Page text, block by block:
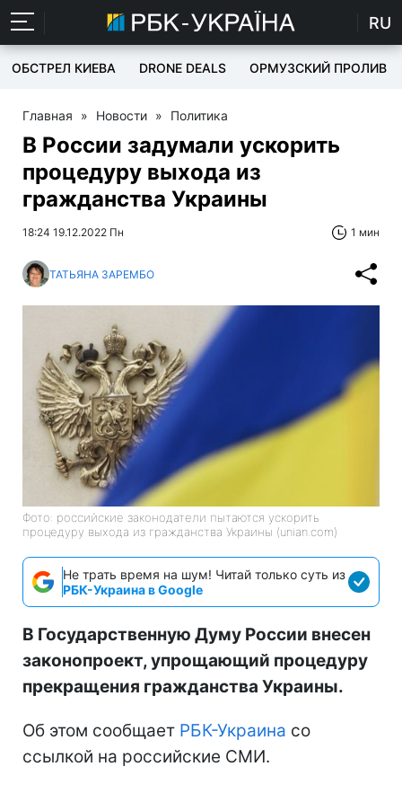
RU
ОБСТРЕЛ КИЕВА DRONE DEALS ОРМУЗСКИЙ ПРОЛИВ
Главная » Новости » Политика
В России задумали ускорить
процедуру выхода из
гражданства Украины
18:24 19.12.2022 Пн 1 мин
ТАТЬЯНА ЗАРЕМБО
Фото: российские законодатели пытаются ускорить
процедуру выхода из гражданства Украины (unian.com)
Не трать время на шум! Читай только суть из
РБК-Украина в Google
В Государственную Думу России внесен
законопроект, упрощающий процедуру
прекращения гражданства Украины.
Об этом сообщает РБК-Украина со
ссылкой на российские СМИ.